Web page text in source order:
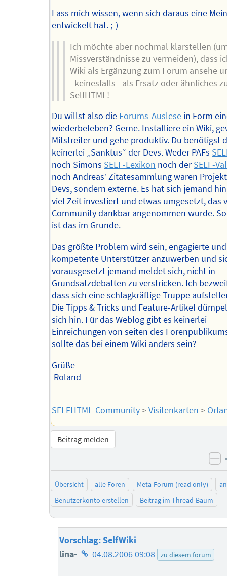
Lass mich wissen, wenn sich daraus eine
entwickelt hat. ;-)
Ich möchte aber nochmal klarstellen
Missverständnisse zu vermeiden), dass
Wiki als Ergänzung zum Forum ansehe
_keinesfalls_ als Ersatz oder ähnliches
SelfHTML!
Du willst also die Forums-Auslese in Form
wiederbeleben? Gerne. Installiere ein Wiki,
Mitstreiter und gehe produktiv. Du benötigst
keinerlei „Sanktus“ der Devs. Weder PAFs
noch Simons SELF-Lexikon noch derSELF-
noch Andreas’ Zitatesammlung waren
Devs, sondern externe. Es hat sich jemand
viel Zeit investiert und etwas umgesetzt, das
Community dankbar angenommen wurde.
ist das im Grunde.
Das größte Problem wird sein, engagierte und
kompetente Unterstützer anzuwerben und
vorausgesetzt jemand meldet sich, nicht in
Grundsatzdebatten zu verstricken. Ich
dass sich eine schlagkräftige Truppe
Die Tipps & Tricks und Feature-Artikel
sich hin. Für das Weblog gibt es keinerlei
Einreichungen von seiten des
sollte das bei einem Wiki anders sein?
Grüße
Roland
--
SELFHTML-Community>Visitenkarten >
Beitrag melden
Übersicht alle Foren Meta-Forum (read only)
Benutzerkonto erstellen
Beitrag im Thread-Baum
Vorschlag: SelfWiki
lina- Homepage
04.08.2006 09:08 zu diesem forum